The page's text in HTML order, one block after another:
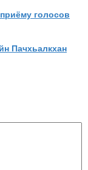
голосов
Пачхьалкхан